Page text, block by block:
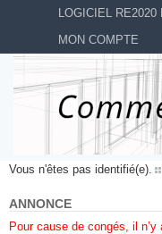
LOGICIEL RE2020
MON COMPTE
Vous n'êtes pas identifié(e).
ANNONCE
Pour cause de congés, il